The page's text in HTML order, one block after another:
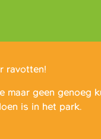
ravotten!
maar geen genoeg
is in het park.